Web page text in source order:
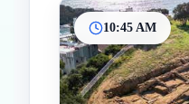
10:45 AM